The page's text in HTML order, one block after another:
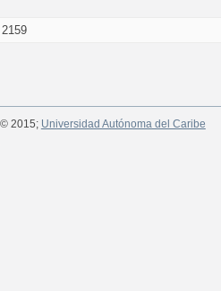
2015; Universidad Autónoma del Caribe